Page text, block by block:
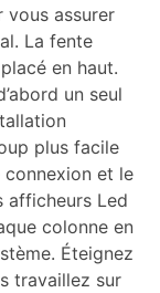
vous assurer
La fente
en haut.
un seul
plus facile
et le
afficheurs Led
colonne en
Éteignez
travaillez sur